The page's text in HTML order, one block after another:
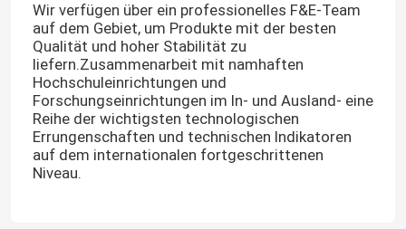
Wir verfügen über ein professionelles F&E-Team
auf dem Gebiet, um Produkte mit der besten
Qualität und hoher Stabilität zu
liefern.Zusammenarbeit mit namhaften
Hochschuleinrichtungen und
Forschungseinrichtungen im In- und Ausland- eine
Reihe der wichtigsten technologischen
Errungenschaften und technischen Indikatoren
auf dem internationalen fortgeschrittenen
Niveau.